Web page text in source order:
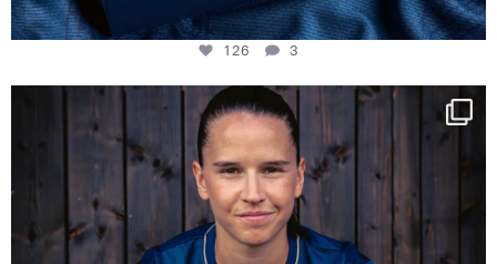
126 3
NIE USENAND GAH
Some anniversaries
291
5